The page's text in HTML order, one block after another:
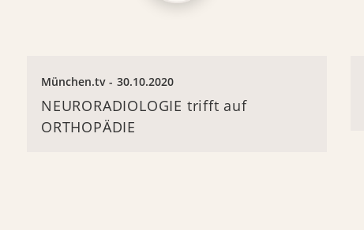
München.tv 30.10.2020
NEURORADIOLOGIE trifft auf
ORTHOPÄDIE